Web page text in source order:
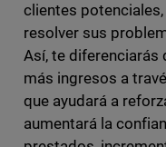
clientes
resolver sus
Así, te diferenciarás
más ingresos a
que ayudará a
aumentará la